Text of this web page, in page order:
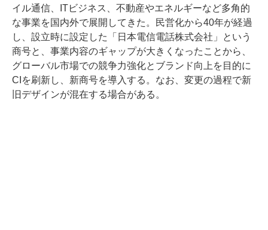
イル通信、ITビジネス、不動産やエネルギーなど多角的
な事業を国内外で展開してきた。民営化から40年が経過
し、設立時に設定した「日本電信電話株式会社」という
商号と、事業内容のギャップが大きくなったことから、
グローバル市場での競争力強化とブランド向上を目的に
CIを刷新し、新商号を導入する。なお、変更の過程で新
旧デザインが混在する場合がある。